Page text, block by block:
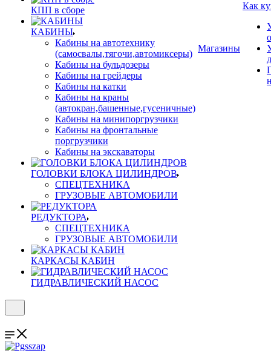
КПП в сборе
КАБИНЫ
Кабины на автотехнику
(самосвалы,тягочи,автомиксеры)
Кабины на бульдозеры
Кабины на грейдеры
Кабины на катки
Кабины на краны
(автокран,башенные,гусеничные)
Кабины на минипоргрузчики
Кабины на фронтальные
поргрузчики
Кабины на экскаваторы
ГОЛОВКИ БЛОКА ЦИЛИНДРОВ
СПЕЦТЕХНИКА
ГРУЗОВЫЕ АВТОМОБИЛИ
РЕДУКТОРА
СПЕЦТЕХНИКА
ГРУЗОВЫЕ АВТОМОБИЛИ
КАРКАСЫ КАБИН
ГИДРАВЛИЧЕСКИЙ НАСОС
Магазины
Как